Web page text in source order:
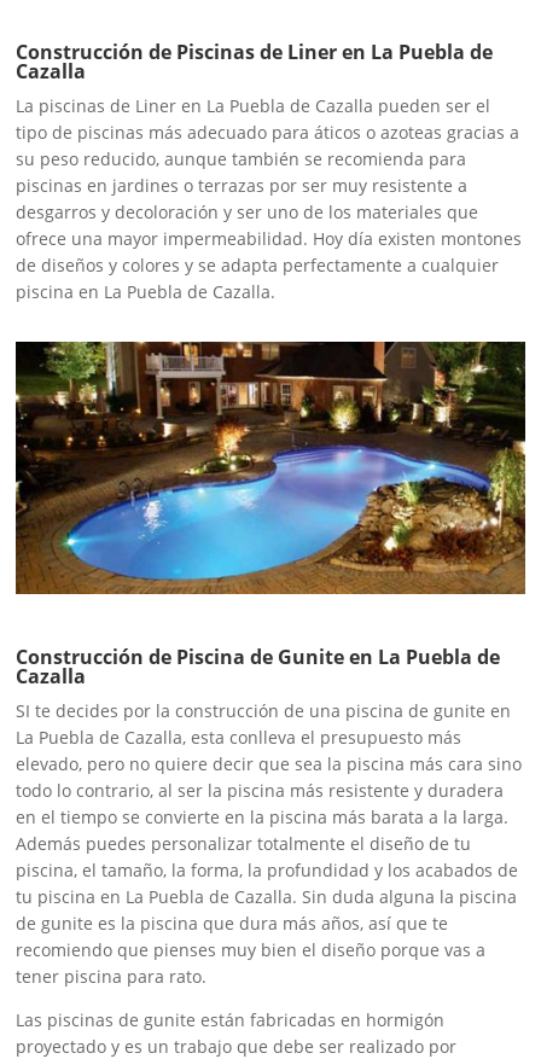
Construcción de Piscinas de Liner en La Puebla de
Cazalla
La piscinas de Liner en La Puebla de Cazalla pueden ser el
tipo de piscinas más adecuado para áticos o azoteas gracias a
su peso reducido, aunque también se recomienda para
piscinas en jardines o terrazas por ser muy resistente a
desgarros y decoloración y ser uno de los materiales que
ofrece una mayor impermeabilidad. Hoy día existen montones
de diseños y colores y se adapta perfectamente a cualquier
piscina en La Puebla de Cazalla.
Construcción de Piscina de Gunite en La Puebla de
Cazalla
SI te decides por la construcción de una piscina de gunite en
La Puebla de Cazalla, esta conlleva el presupuesto más
elevado, pero no quiere decir que sea la piscina más cara sino
todo lo contrario, al ser la piscina más resistente y duradera
en el tiempo se convierte en la piscina más barata a la larga.
Además puedes personalizar totalmente el diseño de tu
piscina, el tamaño, la forma, la profundidad y los acabados de
tu piscina en La Puebla de Cazalla. Sin duda alguna la piscina
de gunite es la piscina que dura más años, así que te
recomiendo que pienses muy bien el diseño porque vas a
tener piscina para rato.
Las piscinas de gunite están fabricadas en hormigón
proyectado y es un trabajo que debe ser realizado por